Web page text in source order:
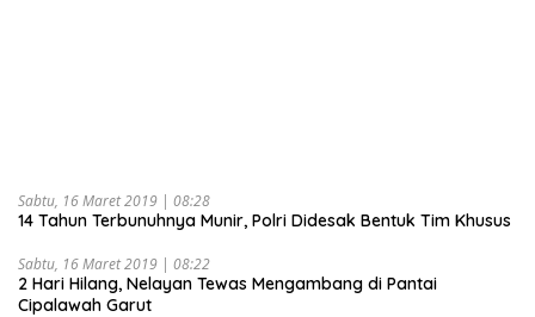
Sabtu, 16 Maret 2019 | 08:28
14 Tahun Terbunuhnya Munir, Polri Didesak Bentuk Tim Khusus
Sabtu, 16 Maret 2019 | 08:22
2 Hari Hilang, Nelayan Tewas Mengambang di Pantai
Cipalawah Garut